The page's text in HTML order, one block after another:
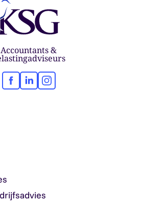
Accountants &
Facebook
LinkedInInstagram